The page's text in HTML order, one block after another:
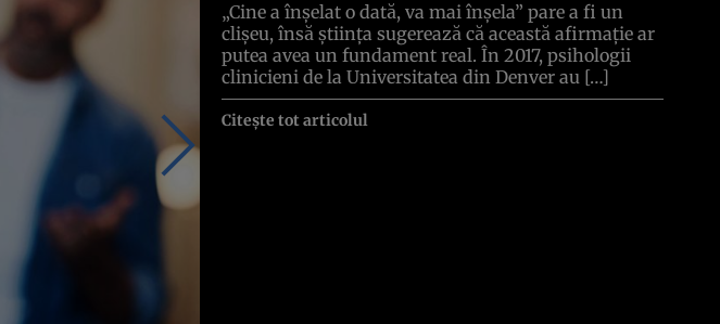
„Cine a înșelat o dată, va mai înșela” pare a fi un
clișeu, însă știința sugerează că această afirmație ar
putea avea un fundament real. În 2017, psihologii
clinicieni de la Universitatea din Denver au […]
Citește tot articolul